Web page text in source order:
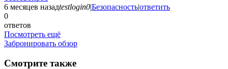
6 месяцев назадtestlogin0|Безопасность|ответить
0
ответов
Посмотреть ещё
Забронировать обзор
Смотрите также